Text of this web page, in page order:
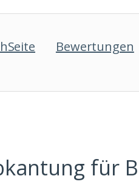
Bewertungen
für